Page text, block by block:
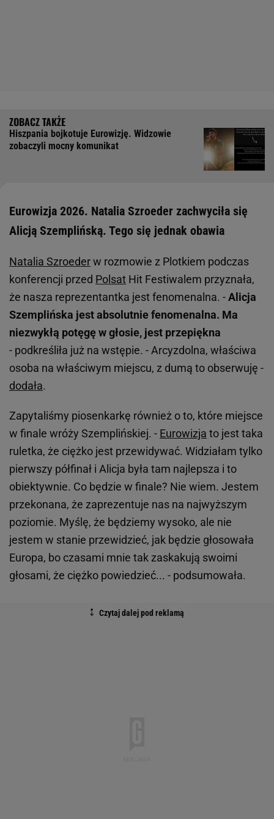
Hiszpania bojkotuje Eurowizję. Widzowie
zobaczyli mocny komunikat
Eurowizja 2026. Natalia Szroeder zachwyciła się
Alicją Szemplińską. Tego się jednak obawia
Natalia Szroederw rozmowie z Plotkiem podczas
konferencji przed Polsat Hit Festiwalem przyznała,
że nasza reprezentantka jest fenomenalna. -Alicja
Szemplińska jest absolutnie fenomenalna. Ma
niezwykłą potęgę w głosie, jest przepiękna
- podkreśliła już na wstępie. - Arcyzdolna, właściwa
osoba na właściwym miejscu, z dumą to obserwuję -
dodała.
Zapytaliśmy piosenkarkę również o to, które miejsce
w finale wróży Szemplińskiej. - Eurowizja to jest taka
ruletka, że ciężko jest przewidywać. Widziałam tylko
pierwszy półfinał i Alicja była tam najlepsza i to
obiektywnie. Co będzie w finale? Nie wiem. Jestem
przekonana, że zaprezentuje nas na najwyższym
poziomie. Myślę, że będziemy wysoko, ale nie
jestem w stanie przewidzieć, jak będzie głosowała
Europa, bo czasami mnie tak zaskakują swoimi
głosami, że ciężko powiedzieć... - podsumowała.